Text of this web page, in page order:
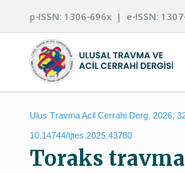
p-ISSN: 1306-696x | e-ISSN:
Ulus Travma Acil Cerrahi Derg. 2026;
10.14744/tjtes.2025.43780
Toraks